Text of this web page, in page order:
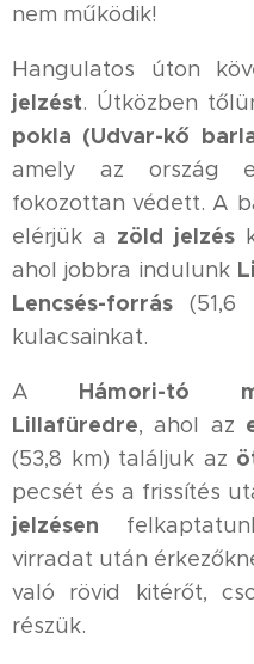
nem működik!
Hangulatos úton
jelzést. Útközben
pokla (Udvar-kő
amely az ország
fokozottan védett. A
elérjük a zöld jelzés
ahol jobbra indulunk
Lencsés-forrás (51,6
kulacsainkat.
A Hámori-tó
Lillafüredre, ahol az
(53,8 km) találjuk az
pecsét és a frissítés
jelzésen
virradat után
való rövid kitérőt,
részük.